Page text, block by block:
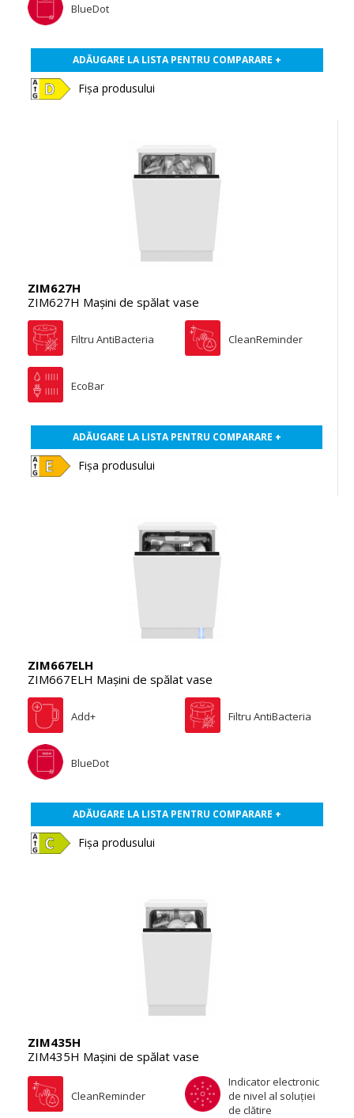
BlueDot
ADĂUGARE LA LISTA PENTRU COMPARARE +
Fișa produsului
ZIM627H
ZIM627H Maşini de spălat vase
Filtru AntiBacteria CleanReminder
EcoBar
ADĂUGARE LA LISTA PENTRU COMPARARE +
Fișa produsului
ZIM667ELH
ZIM667ELH Maşini de spălat vase
Add+ Filtru AntiBacteria
BlueDot
ADĂUGARE LA LISTA PENTRU COMPARARE +
Fișa produsului
ZIM435H
ZIM435H Maşini de spălat vase
CleanReminder
Indicator electronic
de nivel al soluţiei
de clătire